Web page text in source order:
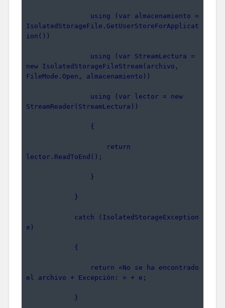
IsolatedStorageFile.GetUserStoreForApplicat
ion())
new IsolatedStorageFileStream(archivo,
FileMode.Open, almacenamiento))
StreamReader(StreamLectura))
                {
lector.ReadToEnd();
                }
            }
e)
            {
el archivo + Excepción: » + e;
            }